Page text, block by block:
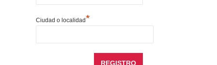
Ciudad o localidad*